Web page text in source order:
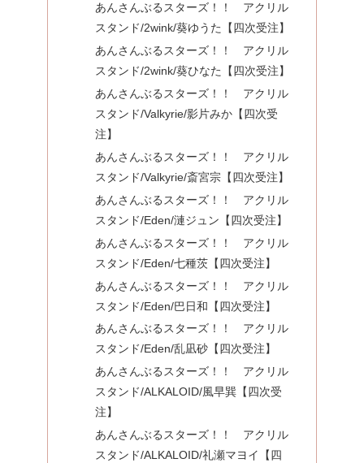
あんさんぶるスターズ！！ アクリル
スタンド/2wink/葵ゆうた【四次受注】
あんさんぶるスターズ！！ アクリル
スタンド/2wink/葵ひなた【四次受注】
あんさんぶるスターズ！！ アクリル
スタンド/Valkyrie/影片みか【四次受
注】
あんさんぶるスターズ！！ アクリル
スタンド/Valkyrie/斎宮宗【四次受注】
あんさんぶるスターズ！！ アクリル
スタンド/Eden/漣ジュン【四次受注】
あんさんぶるスターズ！！ アクリル
スタンド/Eden/七種茨【四次受注】
あんさんぶるスターズ！！ アクリル
スタンド/Eden/巴日和【四次受注】
あんさんぶるスターズ！！ アクリル
スタンド/Eden/乱凪砂【四次受注】
あんさんぶるスターズ！！ アクリル
スタンド/ALKALOID/風早巽【四次受
注】
あんさんぶるスターズ！！ アクリル
スタンド/ALKALOID/礼瀬マヨイ【四